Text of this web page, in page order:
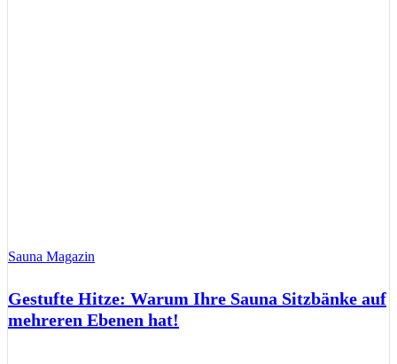
Sauna Magazin
Gestufte Hitze: Warum Ihre Sauna Sitzbänke auf
mehreren Ebenen hat!